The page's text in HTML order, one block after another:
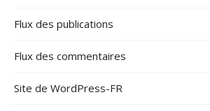
Flux des publications
Flux des commentaires
Site de WordPress-FR